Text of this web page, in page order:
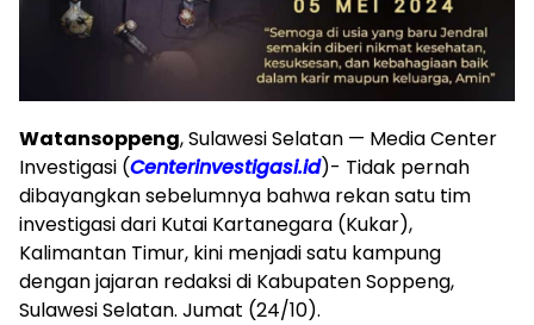
Watansoppeng, Sulawesi Selatan — Media Center
Investigasi (Centerinvestigasi.id)- Tidak pernah
dibayangkan sebelumnya bahwa rekan satu tim
investigasi dari Kutai Kartanegara (Kukar),
Kalimantan Timur, kini menjadi satu kampung
dengan jajaran redaksi di Kabupaten Soppeng,
Sulawesi Selatan. Jumat (24/10).